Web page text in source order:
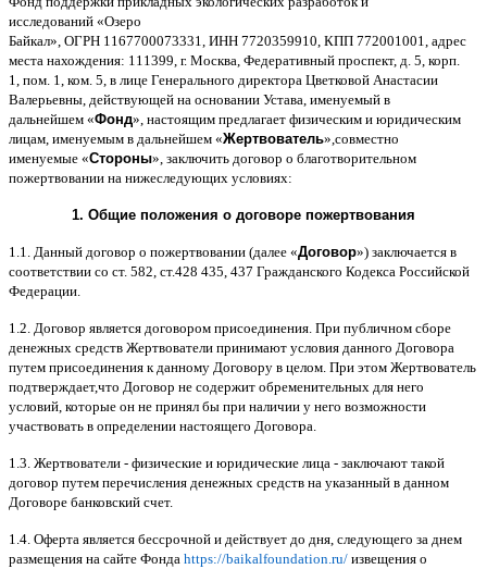
исследований «Озеро
Байкал», ОГРН 1167700073331, ИНН 7720359910, КПП 772001001, адрес
места нахождения: 111399, г. Москва Федеративный проспект, д . 5, корп
1, пом . 1, ком . 5, в лице Генерального директора Цветковой Анастасии
Валерьевны действующей на основании Устава именуемый в
дальнейшем «Фонд», настоящим предлагает физическим и юридическим
лицам именуемым в дальнейшем «Жертвователь», совместно
именуемые «Стороны», заключить договор o благотворительном
пожертвовании на нижеследующих условиях:
1. Общие положения o договоре пожертвования
1.1. Данный договор о пожертвовании (далее «Договор») заключается в
соответствии со ст. 582, ст.428 435, 437 Гражданского Кодекса Российской
Федерации
1.2. Договор является договором присоединения При публичном сборе
денежных средств Жертвователи принимают условия данного Договора
путем присоединения к данному Договору в целом При этом Жертвователь
подтверждает,что Договор не содержит обременительных для него
условий которые он не принял бы при наличии у него возможности
участвовать в определении настоящего Договора
1.3. Жертвователи - физические и юридические лица - заключают такой
договор путем перечисления денежных средств на указанный в данном
Договоре банковский счет.
1.4. Оферта является бессрочной и действует до дня следующего за днем
размещения на сайте Фонда https://baikalfoundation.ru/ извещения о